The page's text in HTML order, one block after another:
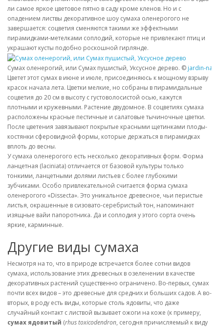
ли самое яркое цветовое пятно в саду кроме кленов. Но и с
опадением листвы декоративное шоу сумаха оленерогого не
завершается: соцветия сменяются такими же эффектными
пирамидками-метелками соплодий, которые не привлекают птиц и
украшают кусты подобно роскошной гирлянде.
Сумах оленерогий, или Сумах пушистый, Уксусное дерево. © jardin-
Цветет этот сумах в июне и июле, присоединяюсь к мощному взрыву
красок начала лета. Цветки мелкие, но собраны в пирамидальные
соцветия до 20 см в высоту с густоволосистой осью, кажутся
плотными и кружевными. Растение двудомное. В соцветиях сумаха
расположены красные пестичные и салатовые тычиночные цветки.
После цветения завязывают покрытые красными щетинками плоды-
костянки сферовидной формы, которые держаться в пирамидках
вплоть до весны.
У сумаха оленерогого есть несколько декоративных форм. Форма
ланцетная (laciniata) отличается от базовой культуры только
тонкими, ланцетными долями листьев с более глубокими
зубчиками. Особо привлекательной считается форма сумаха
оленерогого «Dissecta». Это уникальное древесное, чьи перистые
листья, окрашенные в сизовато-серебристый тон, напоминают
изящные вайи папоротника. Да и соплодия у этого сорта очень
яркие, карминные.
Другие виды сумаха
Несмотря на то, что в природе встречается более сотни видов
сумаха, использование этих древесных в озеленении в качестве
декоративных растений существенно ограничено. Во-первых, сумах
почти всех видов – это древесные для средних и больших садов. А во-
вторых, в роду есть виды, которые столь ядовиты, что даже
случайный контакт с листвой вызывает ожоги на коже (к примеру,
сумах ядовитый (rhus toxicodendron, сегодня причисляемый к виду